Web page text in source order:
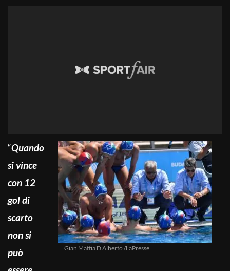
Gian Mattia D’Alberto /LaPresse
“Quando
si vince
con 12
gol di
scarto
non si
può